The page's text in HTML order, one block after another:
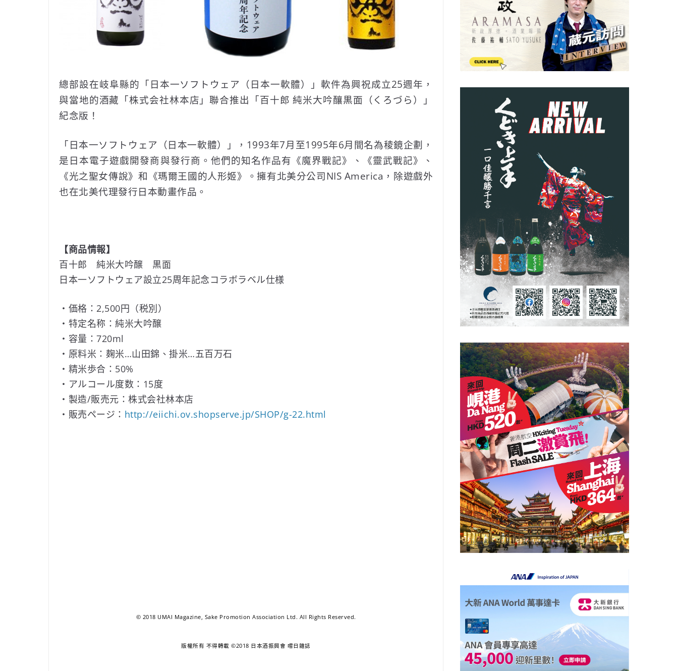
總部設在岐阜縣的「日本一ソフトウェア（日本一軟體）」軟件為興祝成立25週年，
與當地的酒藏「株式会社林本店」聯合推出「百十郎 純米大吟釀黒面（くろづら）」
紀念版！
「日本一ソフトウェア（日本一軟體）」，1993年7月至1995年6月間名為稜鏡企劃，
是日本電子遊戲開發商與發行商。他們的知名作品有《魔界戰記》、《靈武戰記》、
《光之聖女傳說》和《瑪爾王國的人形姬》。擁有北美分公司NIS America，除遊戲外
也在北美代理發行日本動畫作品。
【商品情報】
百十郎 純米大吟醸 黒面
日本一ソフトウェア設立25周年記念コラボラベル仕様
・価格：2,500円（税別）
・特定名称：純米大吟醸
・容量：720ml
・原料米：麹米…山田錦、掛米…五百万石
・精米歩合：50%
・アルコール度数：15度
・製造/販売元：株式会社林本店
・販売ページ： http://eiichi.ov.shopserve.jp/SHOP/g-22.html
© 2018 UMAI Magazine, Sake Promotion Association Ltd. All Rights Reserved.
版權所有 不得轉載 ©2018 日本酒振興會 嚐日雜誌